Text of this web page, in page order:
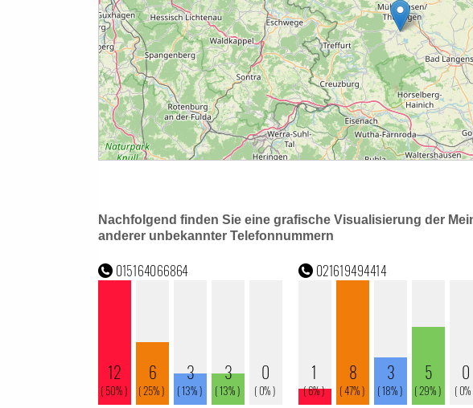
Nachfolgend finden Sie eine grafische Visualisierung der
anderer unbekannter Telefonnummern